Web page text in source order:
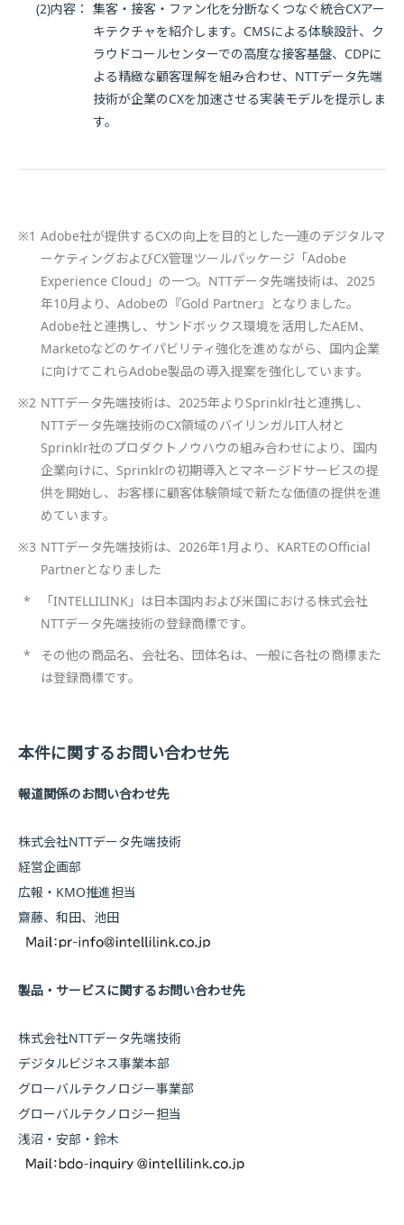
(2)内容： 集客・接客・ファン化を分断なくつなぐ統合CXアー
キテクチャを紹介します。CMSによる体験設計、ク
ラウドコールセンターでの高度な接客基盤、CDPに
よる精緻な顧客理解を組み合わせ、NTTデータ先端
技術が企業のCXを加速させる実装モデルを提示しま
す。
※1 Adobe社が提供するCXの向上を目的とした一連のデジタルマ
ーケティングおよびCX管理ツールパッケージ「Adobe
Experience Cloud」の一つ。NTTデータ先端技術は、2025
年10月より、Adobeの『Gold Partner』となりました。
Adobe社と連携し、サンドボックス環境を活用したAEM、
Marketoなどのケイパビリティ強化を進めながら、国内企業
に向けてこれらAdobe製品の導入提案を強化しています。
※2 NTTデータ先端技術は、2025年よりSprinklr社と連携し、
NTTデータ先端技術のCX領域のバイリンガルIT人材と
Sprinklr社のプロダクトノウハウの組み合わせにより、国内
企業向けに、Sprinklrの初期導入とマネージドサービスの提
供を開始し、お客様に顧客体験領域で新たな価値の提供を進
めています。
※3 NTTデータ先端技術は、2026年1月より、KARTEのOfficial
Partnerとなりました
*
「INTELLILINK」は日本国内および米国における株式会社
NTTデータ先端技術の登録商標です。
*
その他の商品名、会社名、団体名は、一般に各社の商標また
は登録商標です。
本件に関するお問い合わせ先
報道関係のお問い合わせ先
株式会社NTTデータ先端技術
経営企画部
広報・KMO推進担当
齋藤、和田、池田
製品・サービスに関するお問い合わせ先
株式会社NTTデータ先端技術
デジタルビジネス事業本部
グローバルテクノロジー事業部
グローバルテクノロジー担当
浅沼・安部・鈴木